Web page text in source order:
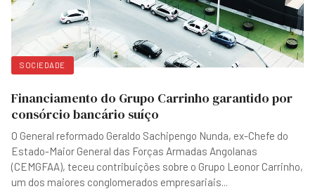
SOCIEDADE
Financiamento do Grupo Carrinho garantido por
consórcio bancário suíço
O General reformado Geraldo Sachipengo Nunda, ex-Chefe do
Estado-Maior General das Forças Armadas Angolanas
(CEMGFAA), teceu contribuições sobre o Grupo Leonor Carrinho,
um dos maiores conglomerados empresariais